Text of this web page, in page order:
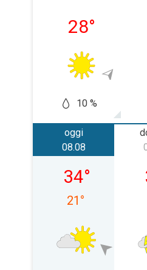
28°
10 %
oggi
sobota, 08.08
08.08
34°
21 °